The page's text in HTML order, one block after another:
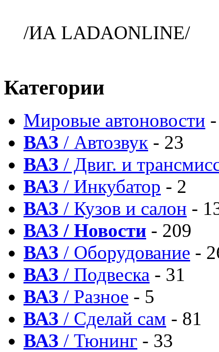
/ИА LADAONLINE/
Категории
Мировые автоновости
ВАЗ / Автозвук - 23
ВАЗ / Двиг. и
ВАЗ / Инкубатор - 2
ВАЗ / Кузов и салон -
ВАЗ / Новости - 209
ВАЗ / Оборудование -
ВАЗ / Подвеска - 31
ВАЗ / Разное - 5
ВАЗ / Сделай сам - 81
ВАЗ / Тюнинг - 33